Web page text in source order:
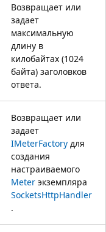
Возвращает или
задает
максимальную
длину в
килобайтах (1024
байта) заголовков
ответа.
Возвращает или
задает
IMeterFactory для
создания
настраиваемого
Meter экземпляра
SocketsHttpHandler
.